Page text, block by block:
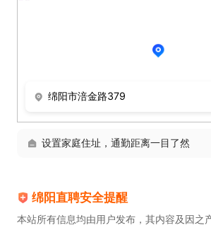
绵阳市涪金路379
设置家庭住址，通勤距离一目了然
绵阳直聘安全提醒
本站所有信息均由用户发布，其内容及因之